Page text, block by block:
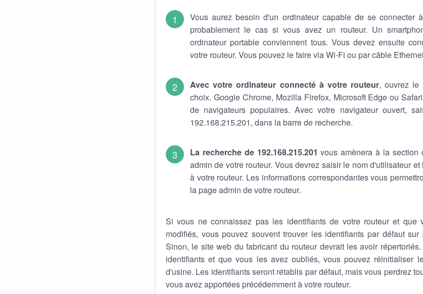
Vous aurez besoin d'un ordinateur capable de se connecter
probablement le cas si vous avez un routeur. Un
ordinateur portable conviennent tous. Vous devez ensuite
votre routeur. Vous pouvez le faire via Wi-Fi ou par câble
Avec votre ordinateur connecté à votre routeur, ouvrez le
choix. Google Chrome, Mozilla Firefox, Microsoft Edge ou
de navigateurs populaires. Avec votre navigateur ouvert,
192.168.215.201, dans la barre de recherche.
La recherche de 192.168.215.201 vous amènera à la
admin de votre routeur. Vous devrez saisir le nom d'utilisateur
à votre routeur. Les informations correspondantes vous
la page admin de votre routeur.
Si vous ne connaissez pas les identifiants de votre routeur et que
modifiés, vous pouvez souvent trouver les identifiants par défaut
Sinon, le site web du fabricant du routeur devrait les avoir
identifiants et que vous les avez oubliés, vous pouvez réinitialiser
d'usine. Les identifiants seront rétablis par défaut, mais vous perdrez
vous avez apportées précédemment à votre routeur.